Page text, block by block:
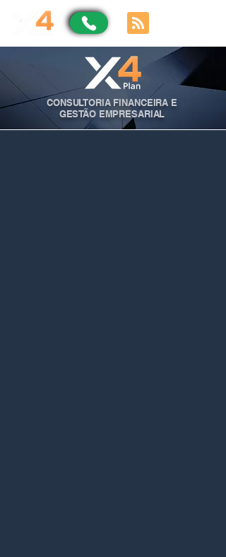
CONSULTORIA FINANCEIRA E
GESTÃO EMPRESARIAL